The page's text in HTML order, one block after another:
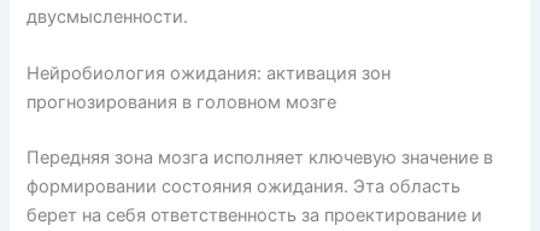
двусмысленности.
Нейробиология ожидания: активация зон
прогнозирования в головном мозге
Передняя зона мозга исполняет ключевую значение в
формировании состояния ожидания. Эта область
берет на себя ответственность за проектирование и